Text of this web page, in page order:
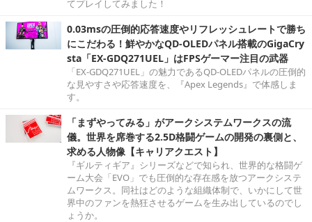
てプレイしてみました！
0.03msの圧倒的応答速度やリフレッシュレートで勝ち
にこだわる！鮮やかなQD-OLEDパネル搭載のGigaCry
sta「EX-GDQ271UEL」はFPSゲーマー注目の武器
「EX-GDQ271UEL」の魅力であるQD-OLEDパネルの圧倒的
な見やすさや応答速度を、『Apex Legends』で体感しま
す。
「まずやってみる」がアークシステムワークスの流
儀。世界を席巻する2.5D格闘ゲームの開発の裏側と、
求める人物像【キャリアクエスト】
『ギルティギア』シリーズなどで知られ、世界的な格闘ゲ
ーム大会「EVO」でも圧倒的な存在感を放つアークシステ
ムワークス。同社はどのような組織体制で、いかにして世
界中のファンを熱狂させるゲームを生み出しているのでし
ょうか。